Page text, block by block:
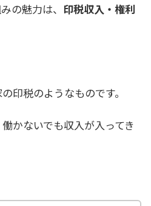
の魅力は、 印税収入・権利
印税のようなものです。
かないでも収入が入ってき